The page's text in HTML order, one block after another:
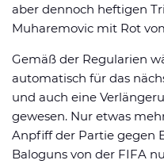
aber dennoch heftigen
Muharemovic mit Rot
Gemäß der Regularien
automatisch für das
und auch eine
gewesen. Nur etwas
Anpfiff der Partie gegen
Baloguns von der FIFA